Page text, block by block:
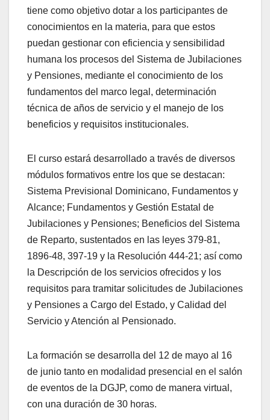
tiene como objetivo dotar a los participantes de
conocimientos en la materia, para que estos
puedan gestionar con eficiencia y sensibilidad
humana los procesos del Sistema de Jubilaciones
y Pensiones, mediante el conocimiento de los
fundamentos del marco legal, determinación
técnica de años de servicio y el manejo de los
beneficios y requisitos institucionales.
El curso estará desarrollado a través de diversos
módulos formativos entre los que se destacan:
Sistema Previsional Dominicano, Fundamentos y
Alcance; Fundamentos y Gestión Estatal de
Jubilaciones y Pensiones; Beneficios del Sistema
de Reparto, sustentados en las leyes 379-81,
1896-48, 397-19 y la Resolución 444-21; así como
la Descripción de los servicios ofrecidos y los
requisitos para tramitar solicitudes de Jubilaciones
y Pensiones a Cargo del Estado, y Calidad del
Servicio y Atención al Pensionado.
La formación se desarrolla del 12 de mayo al 16
de junio tanto en modalidad presencial en el salón
de eventos de la DGJP, como de manera virtual,
con una duración de 30 horas.